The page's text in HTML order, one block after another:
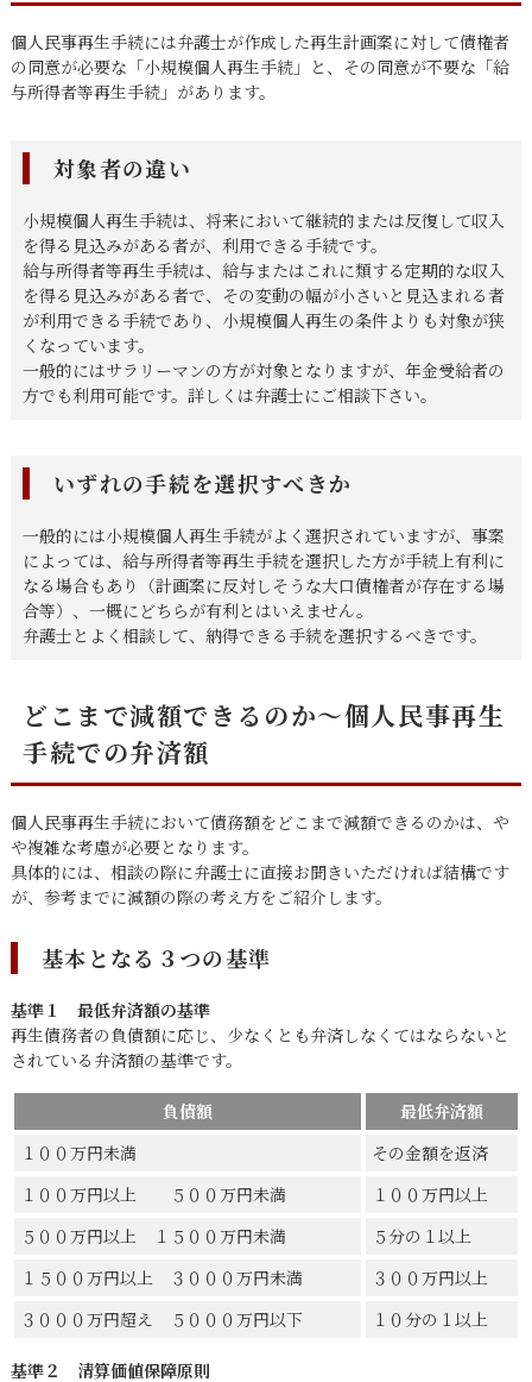
個人民事再生手続には弁護士が作成した再生計画案に対して債権者
の同意が必要な「小規模個人再生手続」と、その同意が不要な「給
与所得者等再生手続」があります。
対象者の違い
小規模個人再生手続は、将来において継続的または反復して収入
を得る見込みがある者が、利用できる手続です。
給与所得者等再生手続は、給与またはこれに類する定期的な収入
を得る見込みがある者で、その変動の幅が小さいと見込まれる者
が利用できる手続であり、小規模個人再生の条件よりも対象が狭
くなっています。
一般的にはサラリーマンの方が対象となりますが、年金受給者の
方でも利用可能です。詳しくは弁護士にご相談下さい。
いずれの手続を選択すべきか
一般的には小規模個人再生手続がよく選択されていますが、事案
によっては、給与所得者等再生手続を選択した方が手続上有利に
なる場合もあり（計画案に反対しそうな大口債権者が存在する場
合等）、一概にどちらが有利とはいえません。
弁護士とよく相談して、納得できる手続を選択するべきです。
どこまで減額できるのか～個人民事再生
手続での弁済額
個人民事再生手続において債務額をどこまで減額できるのかは、や
や複雑な考慮が必要となります。
具体的には、相談の際に弁護士に直接お聞きいただければ結構です
が、参考までに減額の際の考え方をご紹介します。
基本となる３つの基準
基準１ 最低弁済額の基準
再生債務者の負債額に応じ、少なくとも弁済しなくてはならないと
されている弁済額の基準です。
負債額
最低弁済額
１００万円未満
その金額を返済
１００万円以上 ５００万円未満
１００万円以上
５００万円以上 １５００万円未満
５分の１以上
１５００万円以上 ３０００万円未満
３００万円以上
３０００万円超え ５０００万円以下
１０分の１以上
基準２ 清算価値保障原則